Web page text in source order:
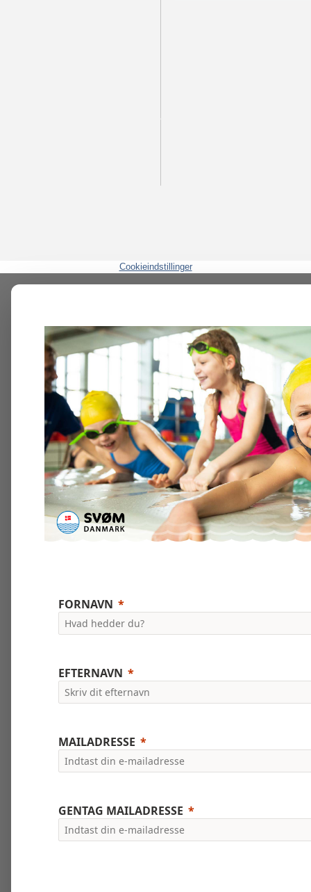
Cookieindstillinger
FORNAVN
EFTERNAVN
MAILADRESSE
GENTAG MAILADRESSE